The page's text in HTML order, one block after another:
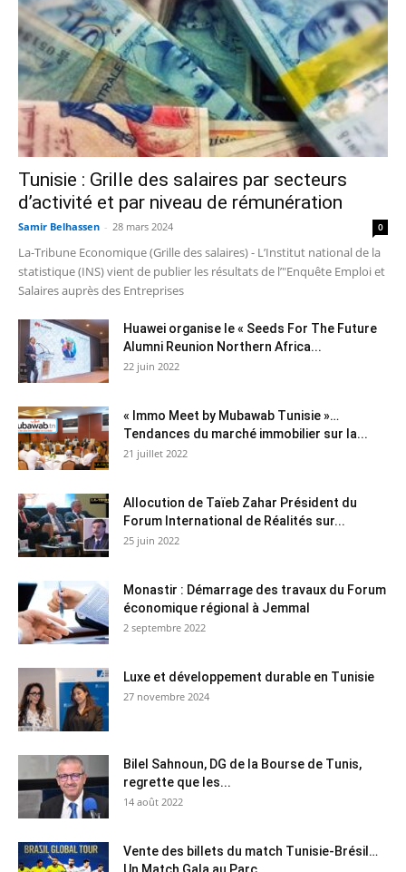
Tunisie : Grille des salaires par secteurs
d’activité et par niveau de rémunération
Samir Belhassen - 28 mars 2024 0
La-Tribune Economique (Grille des salaires) - L’Institut national de la
statistique (INS) vient de publier les résultats de l’"Enquête Emploi et
Salaires auprès des Entreprises
Huawei organise le « Seeds For The Future
Alumni Reunion Northern Africa...
22 juin 2022
« Immo Meet by Mubawab Tunisie »…
Tendances du marché immobilier sur la...
21 juillet 2022
Allocution de Taïeb Zahar Président du
Forum International de Réalités sur...
25 juin 2022
Monastir : Démarrage des travaux du Forum
économique régional à Jemmal
2 septembre 2022
Luxe et développement durable en Tunisie
27 novembre 2024
Bilel Sahnoun, DG de la Bourse de Tunis,
regrette que les...
14 août 2022
Vente des billets du match Tunisie-Brésil…